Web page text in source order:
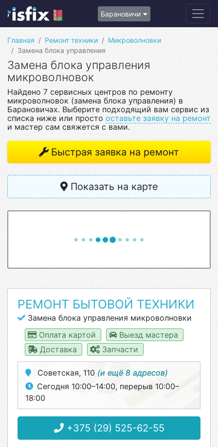
Барановичи
Главная Ремонт техники
Микроволновки
Замена блока управления
Замена блока управления
микроволновок
Найдено 7 сервисных центров по ремонту
микроволновок (замена блока управления) в
Барановичах. Выберите подходящий вам сервис из
списка ниже или просто оставьте заявку на ремонт
и мастер сам свяжется с вами.
Быстрая заявка на ремонт
Показать на карте
РЕМОНТ БЫТОВОЙ ТЕХНИКИ
Замена блока управления микроволновки
Оплата картой
Выезд мастера
Доставка
Запчасти
Советская, 110 (и ещё 8 адресов)
Сегодня 10:00–14:00, перерыв 10:00–
18:00
+375 (29) 525-62-55